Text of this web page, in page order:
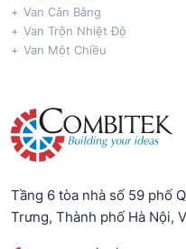
Van Cân Bằng
Van Trộn Nhiệt Độ
Van Một Chiều
Tầng 6 tòa nhà số 59 phố
Trưng, Thành phố Hà Nội,